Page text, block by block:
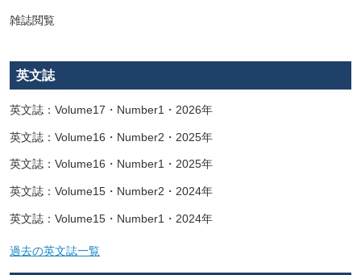
雑誌閲覧
英文誌
英文誌：Volume17・Number1・2026年
英文誌：Volume16・Number2・2025年
英文誌：Volume16・Number1・2025年
英文誌：Volume15・Number2・2024年
英文誌：Volume15・Number1・2024年
過去の英文誌一覧